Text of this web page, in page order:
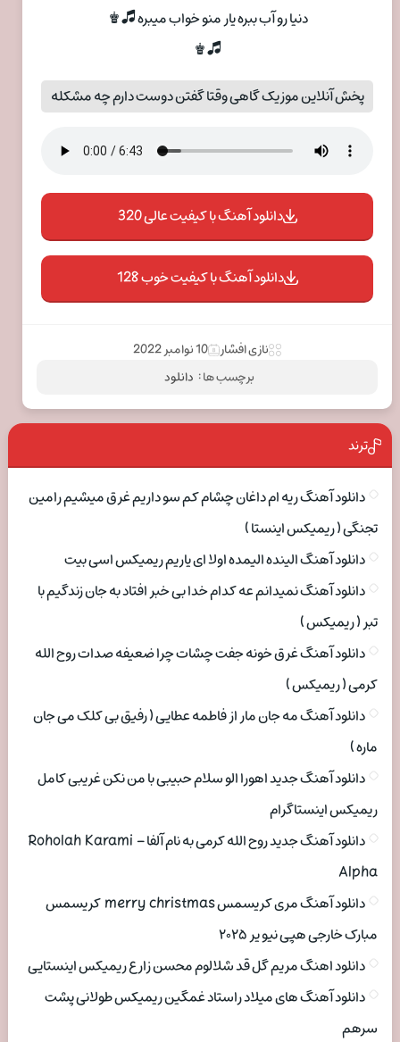
دنیا رو آب ببره یار منو خواب میبره 🎜♚
🎜♚
پخش آنلاین موزیک گاهی وقتا گفتن دوست دارم چه مشکله
دانلود آهنگ با کیفیت عالی 320
دانلود آهنگ با کیفیت خوب 128
نازی افشار
10 نوامبر 2022
برچسب ها : دانلود
ترند
دانلود آهنگ ریه ام داغان چشام کم سو داریم غرق میشیم رامین
تجنگی ( ریمیکس اینستا )
دانلود آهنگ الینده الیمده اولا ای یاریم ریمیکس اسی بیت
دانلود آهنگ نمیدانم عه کدام خدا بی خبر افتاد به جان زندگیم با
تبر ( ریمیکس )
دانلود آهنگ غرق خونه جفت چشات چرا ضعیفه صدات روح الله
کرمی ( ریمیکس )
دانلود آهنگ مه جان مار از فاطمه عطایی ( رفیق بی کلک می جان
ماره )
دانلود آهنگ جدید اهورا الو سلام حبیبی با من نکن غریبی کامل
ریمیکس اینستاگرام
دانلود آهنگ جدید روح الله کرمی به نام آلفا Roholah Karami –
Alpha
دانلود آهنگ مری کریسمس merry christmas کریسمس
مبارک خارجی هپی نیو یر ۲۰۲۵
دانلود اهنگ مریم گل قد شلالوم محسن زارع ریمیکس اینستایی
دانلود آهنگ های میلاد راستاد غمگین ریمیکس طولانی پشت
سرهم